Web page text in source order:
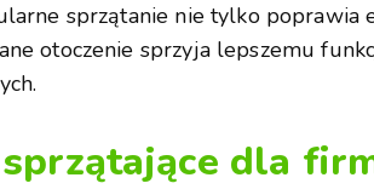
sprzątanie nie tylko
otoczenie sprzyja lepszemu
dla